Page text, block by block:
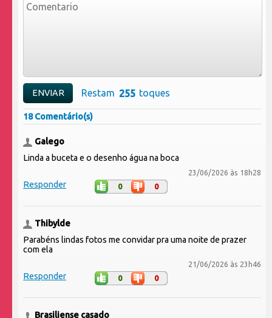
Restam toques
18 Comentário(s)
Galego
Linda a buceta e o desenho água na boca
23/06/2026 às 18h28
Responder 0 0
Thibylde
Parabéns lindas fotos me convidar pra uma noite de prazer
com ela
21/06/2026 às 23h46
Responder 0 0
Brasiliense casado